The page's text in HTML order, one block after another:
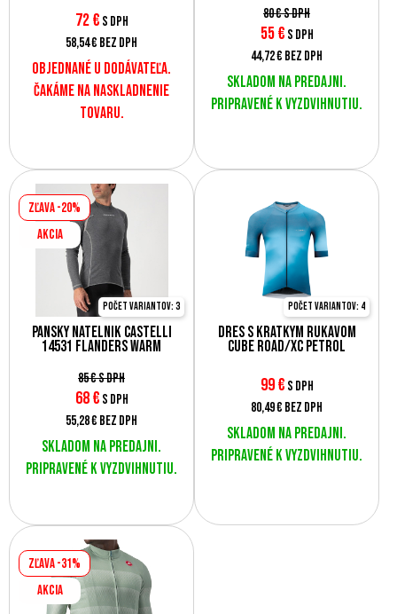
72€ s DPH
58,54 € bez DPH
Objednané u dodávateľa.
Čakáme na naskladnenie
tovaru.
80 €s DPH
55€ s DPH
44,72 € bez DPH
Skladom na predajni.
Pripravené k vyzdvihnutiu.
Pánsky nátelník Castelli
14531 FLANDERS WARM
Zľava -20%
AKCIA
Počet variantov: 3
85 €s DPH
68€ s DPH
55,28 € bez DPH
Skladom na predajni.
Pripravené k vyzdvihnutiu.
Dres s krátkym rukávom
Cube ROAD/XC Petrol
Počet variantov: 4
99€ s DPH
80,49 € bez DPH
Skladom na predajni.
Pripravené k vyzdvihnutiu.
Zľava -31%
AKCIA